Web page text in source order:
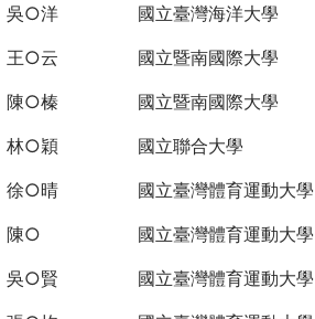
吳○洋 國立臺灣海洋大學
王○云 國立暨南國際大學
陳○榛 國立暨南國際大學
林○穎 國立聯合大學
徐○晴 國立臺灣體育運動大學
陳○ 國立臺灣體育運動大學
吳○賢 國立臺灣體育運動大學